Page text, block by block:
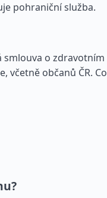
pohraniční služba.
smlouva o zdravotním
včetně občanů ČR. Co